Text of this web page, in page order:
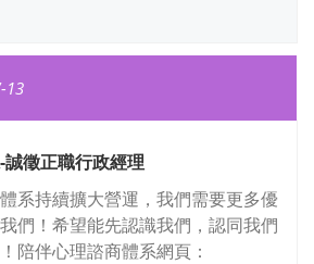
13
徵正職行政經理
系持續擴大營運，我們需要更多優
們！希望能先認識我們，認同我們
陪伴心理諮商體系網頁：